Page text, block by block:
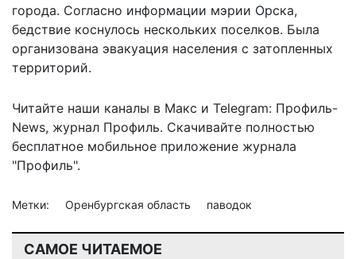
города. Согласно информации мэрии Орска,
бедствие коснулось нескольких поселков. Была
организована эвакуация населения с затопленных
территорий.
Читайте наши каналы в Макс и Telegram: Профиль-
News, журнал Профиль. Скачивайте полностью
бесплатное мобильное приложение журнала
"Профиль".
Метки: Оренбургская область паводок
САМОЕ ЧИТАЕМОЕ